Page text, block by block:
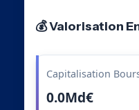
💰 Valorisation
Capitalisation
0.0Md€